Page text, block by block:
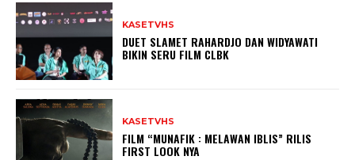
KASETVHS
DUET SLAMET RAHARDJO DAN WIDYAWATI
BIKIN SERU FILM CLBK
KASETVHS
FILM “MUNAFIK : MELAWAN IBLIS” RILIS
FIRST LOOK NYA